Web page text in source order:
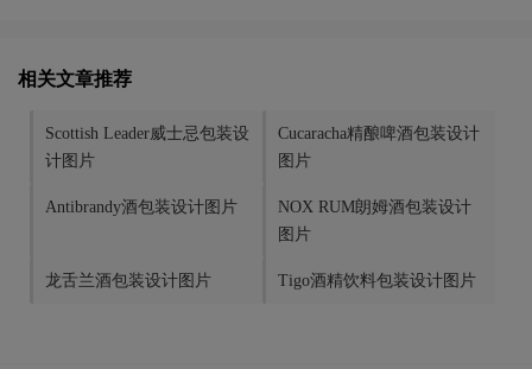
相关文章推荐
Scottish Leader威士忌包装设
计图片
​Cucaracha精酿啤酒包装设计
图片
Antibrandy酒包装设计图片
NOX RUM朗姆酒包装设计
图片
龙舌兰酒包装设计图片 Tigo酒精饮料包装设计图片